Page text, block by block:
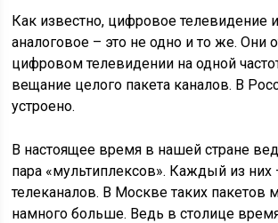
Как известно, цифровое телевидение
аналоговое – это не одно и то же. Они
цифровом телевидении на одной
вещание целого пакета каналов. В
устроено.
В настоящее время в нашей стране
пара «мультиплексов». Каждый из них
телеканалов. В Москве таких пакетов
намного больше. Ведь в столице